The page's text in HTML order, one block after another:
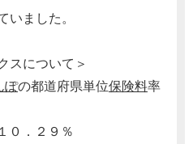
ました。
スについて＞
ぽの都道府県単位保険料率
．２９％